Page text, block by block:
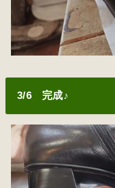
3/6 完成♪